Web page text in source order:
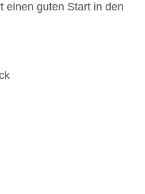
einen guten Start in den